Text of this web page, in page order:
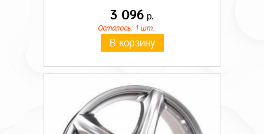
3 096 р.
Осталось: 1 шт.
В корзину